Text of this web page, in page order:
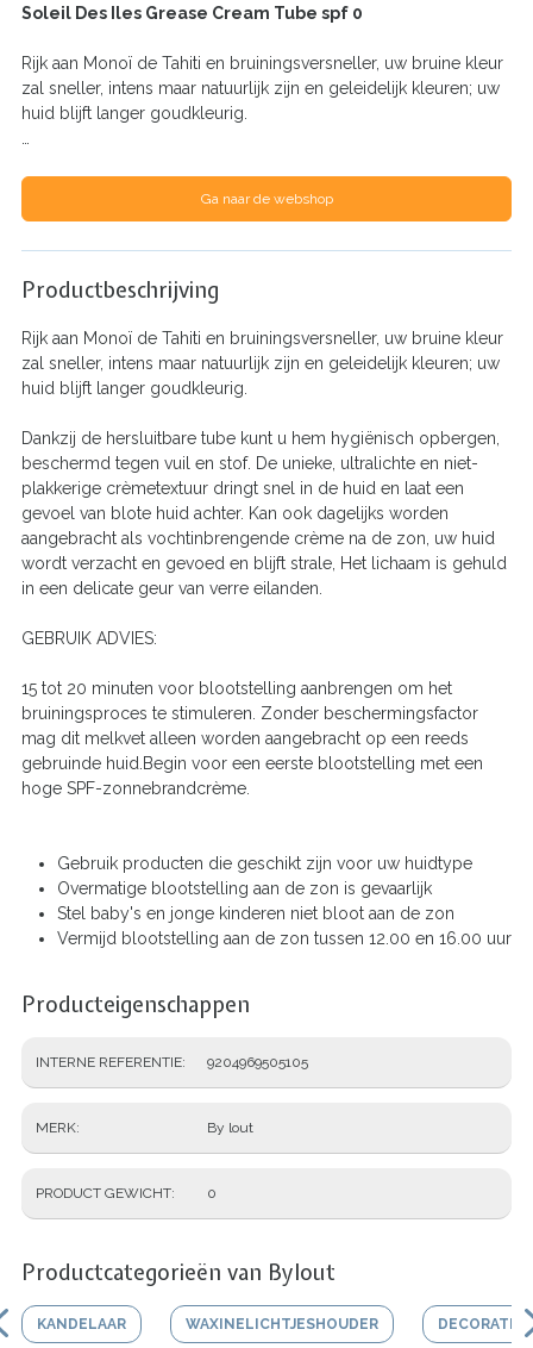
Soleil Des Iles Grease Cream Tube spf 0
Rijk aan Monoï de Tahiti en bruiningsversneller, uw bruine kleur
zal sneller, intens maar natuurlijk zijn en geleidelijk kleuren; uw
huid blijft langer goudkleurig.
Ga naar de webshop
Productbeschrijving
Rijk aan Monoï de Tahiti en bruiningsversneller, uw bruine kleur
zal sneller, intens maar natuurlijk zijn en geleidelijk kleuren; uw
huid blijft langer goudkleurig.
Dankzij de hersluitbare tube kunt u hem hygiënisch opbergen,
beschermd tegen vuil en stof. De unieke, ultralichte en niet-
plakkerige crèmetextuur dringt snel in de huid en laat een
gevoel van blote huid achter. Kan ook dagelijks worden
aangebracht als vochtinbrengende crème na de zon, uw huid
wordt verzacht en gevoed en blijft strale, Het lichaam is gehuld
in een delicate geur van verre eilanden.
GEBRUIK ADVIES:
15 tot 20 minuten voor blootstelling aanbrengen om het
bruiningsproces te stimuleren. Zonder beschermingsfactor
mag dit melkvet alleen worden aangebracht op een reeds
gebruinde huid.Begin voor een eerste blootstelling met een
hoge SPF-zonnebrandcrème.
Gebruik producten die geschikt zijn voor uw huidtype
Overmatige blootstelling aan de zon is gevaarlijk
Stel baby's en jonge kinderen niet bloot aan de zon
Vermijd blootstelling aan de zon tussen 12.00 en 16.00 uur
Producteigenschappen
INTERNE REFERENTIE 9204969505105
MERK By lout
PRODUCT GEWICHT 0
Productcategorieën van Bylout
KANDELAAR WAXINELICHTJESHOUDER